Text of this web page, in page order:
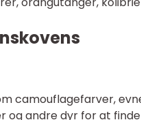
camouflagefarver,
andre dyr for at finde